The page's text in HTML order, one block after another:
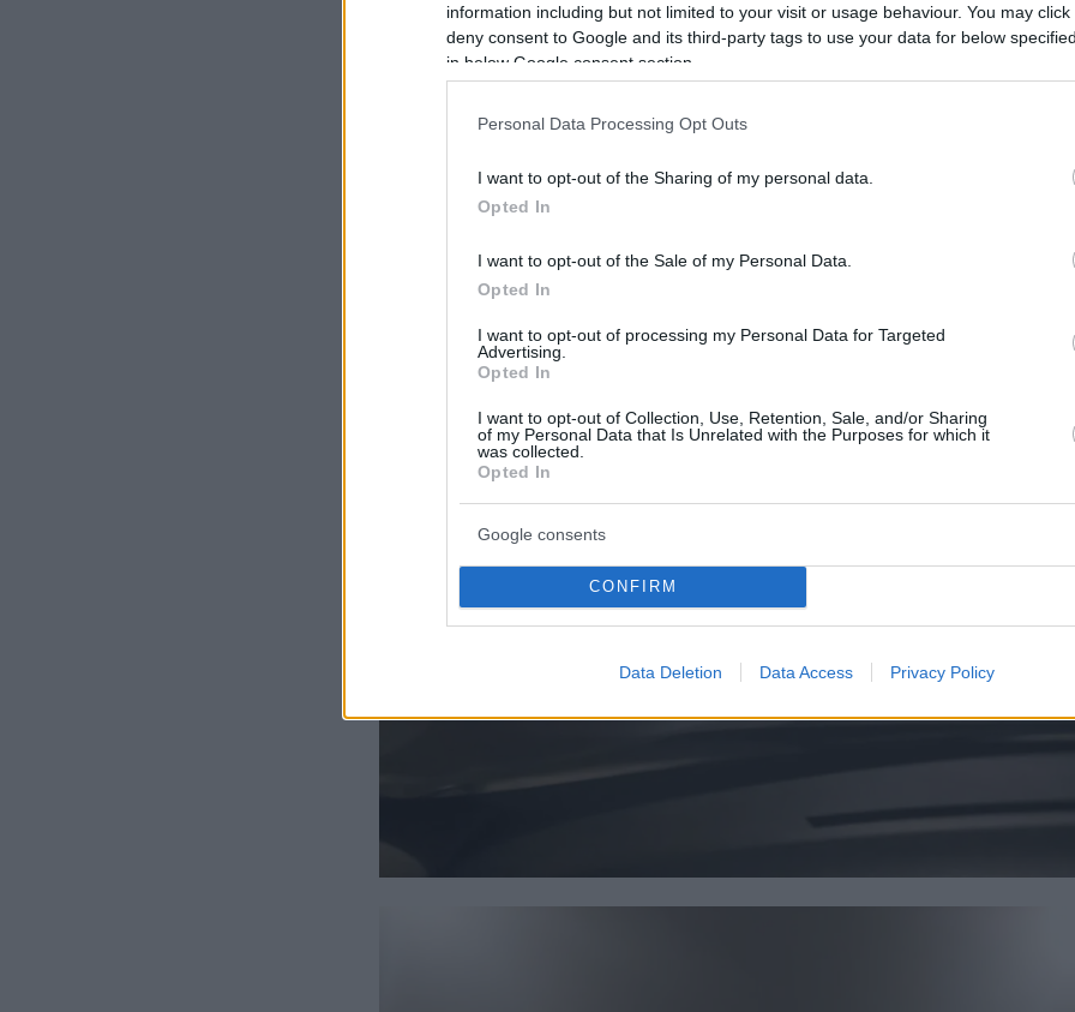
information including but not limited to your visit or usage behaviour. You may
deny consent to Google and its third-party tags to use your data for below
in below Google consent section.
Personal Data Processing Opt Outs
I want to opt-out of the Sharing of my personal data.
Opted In
I want to opt-out of the Sale of my Personal Data.
Opted In
I want to opt-out of processing my Personal Data for Targeted
Advertising.
Opted In
I want to opt-out of Collection, Use, Retention, Sale, and/or Sharing
of my Personal Data that Is Unrelated with the Purposes for which it
was collected.
Opted In
Google consents
CONFIRM
Data Deletion Data Access Privacy Policy